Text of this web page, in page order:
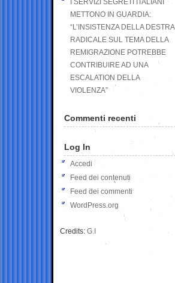
I SERVIZI SEGRETI ITALIANI
METTONO IN GUARDIA:
“L’INSISTENZA DELLA DESTRA
RADICALE SUL TEMA DELLA
REMIGRAZIONE POTREBBE
CONTRIBUIRE AD UNA
ESCALATION DELLA
VIOLENZA”
Commenti recenti
Log In
Accedi
Feed dei contenuti
Feed dei commenti
WordPress.org
Credits: G.I